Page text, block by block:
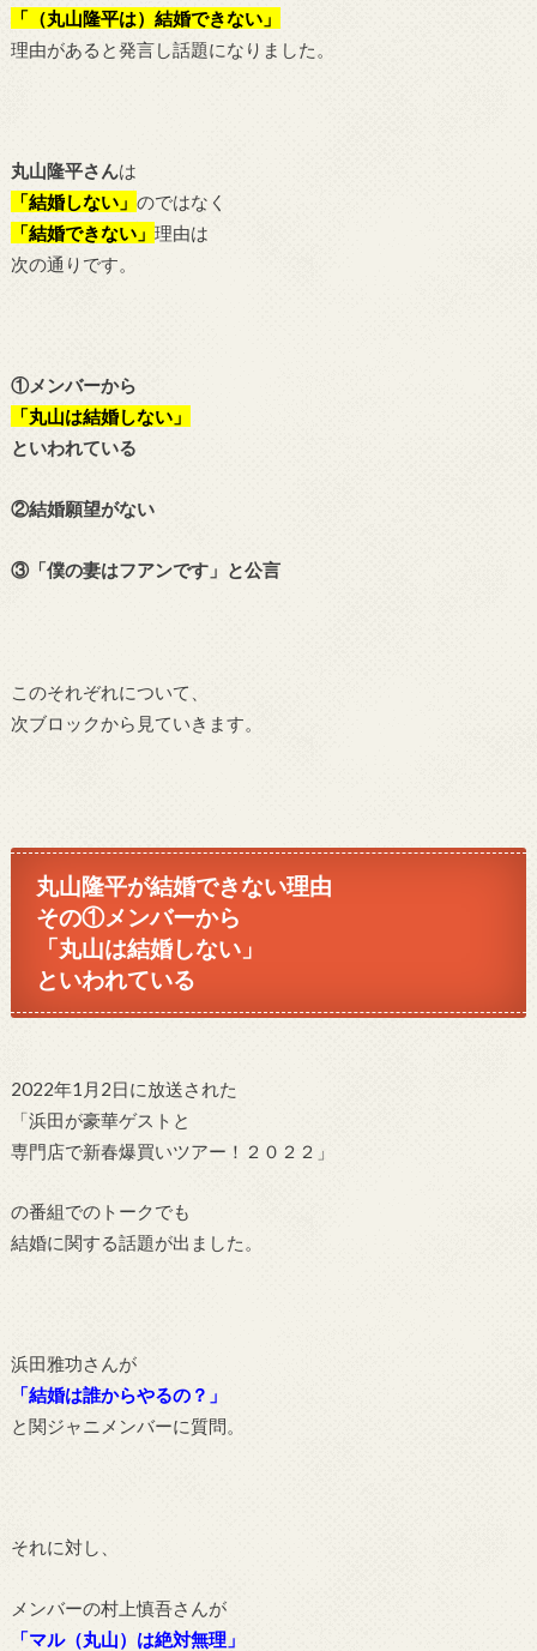
「（丸山隆平は）結婚できない」
理由があると発言し話題になりました。
丸山隆平さんは
「結婚しない」 のではなく
「結婚できない」 理由は
次の通りです。
①メンバーから
「丸山は結婚しない」
といわれている
②結婚願望がない
③「僕の妻はフアンです」と公言
このそれぞれについて、
次ブロックから見ていきます。
丸山隆平が結婚できない理由
その①メンバーから
「丸山は結婚しない」
といわれている
2022年1月2日に放送された
「浜田が豪華ゲストと
専門店で新春爆買いツアー！２０２２」
の番組でのトークでも
結婚に関する話題が出ました。
浜田雅功さんが
「結婚は誰からやるの？」
と関ジャニメンバーに質問。
それに対し、
メンバーの村上慎吾さんが
「マル（丸山）は絶対無理」